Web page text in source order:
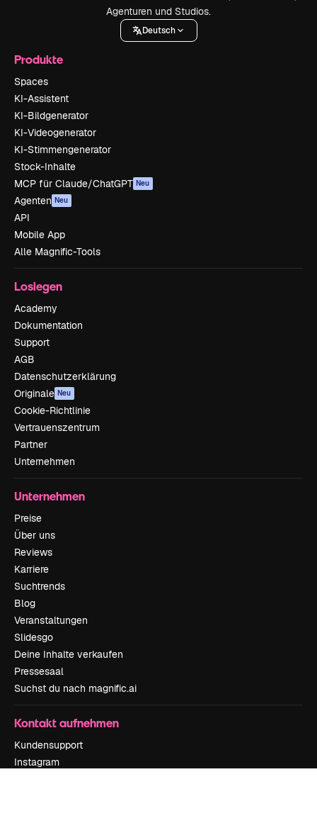
Agenturen und Studios.
Deutsch
Produkte
Spaces
KI-Assistent
KI-Bildgenerator
KI-Videogenerator
KI-Stimmengenerator
Stock-Inhalte
MCP für Claude/ChatGPT Neu
Agenten Neu
API
Mobile App
Alle Magnific-Tools
Loslegen
Academy
Dokumentation
Support
AGB
Datenschutzerklärung
Originale Neu
Cookie-Richtlinie
Vertrauenszentrum
Partner
Unternehmen
Unternehmen
Preise
Über uns
Reviews
Karriere
Suchtrends
Blog
Veranstaltungen
Slidesgo
Deine Inhalte verkaufen
Pressesaal
Suchst du nach magnific.ai
Kontakt aufnehmen
Kundensupport
Instagram